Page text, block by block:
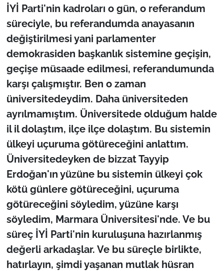
İYİ Parti'nin kadroları o gün, o referandum
süreciyle, bu referandumda anayasanın
değiştirilmesi yani parlamenter
demokrasiden başkanlık sistemine geçişin,
geçişe müsaade edilmesi, referandumunda
karşı çalışmıştır. Ben o zaman
üniversitedeydim. Daha üniversiteden
ayrılmamıştım. Üniversitede olduğum halde
il il dolaştım, ilçe ilçe dolaştım. Bu sistemin
ülkeyi uçuruma götüreceğini anlattım.
Üniversitedeyken de bizzat Tayyip
Erdoğan'ın yüzüne bu sistemin ülkeyi çok
kötü günlere götüreceğini, uçuruma
götüreceğini söyledim, yüzüne karşı
söyledim, Marmara Üniversitesi'nde. Ve bu
süreç İYİ Parti'nin kuruluşuna hazırlanmış
değerli arkadaşlar. Ve bu süreçle birlikte,
hatırlayın, şimdi yaşanan mutlak hüsran